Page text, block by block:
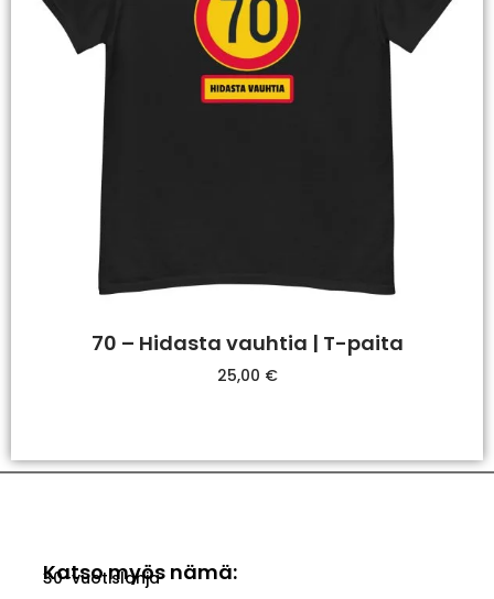
70 – Hidasta vauhtia | T-paita
25,00 €
Katso myös nämä:
30-vuotislahja